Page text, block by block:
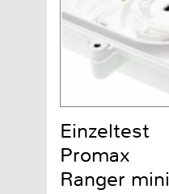
Einzeltest
Promax
Ranger mini